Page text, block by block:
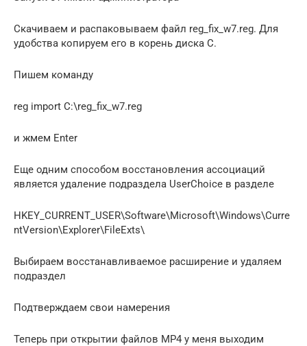
Скачиваем и распаковываем файл reg_fix_w7.reg. Для
удобства копируем его в корень диска С.
Пишем команду
reg import C:\reg_fix_w7.reg
и жмем Enter
Еще одним способом восстановления ассоциаций
является удаление подраздела UserChoice в разделе
HKEY_CURRENT_USER\Software\Microsoft\Windows\Curre
ntVersion\Explorer\FileExts\
Выбираем восстанавливаемое расширение и удаляем
подраздел
Подтверждаем свои намерения
Теперь при открытии файлов MP4 у меня выходим